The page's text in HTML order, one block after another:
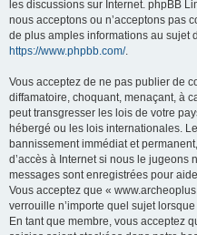
les discussions sur Internet. phpBB
nous acceptons ou n’acceptons pas
de plus amples informations au sujet
https://www.phpbb.com/.
Vous acceptez de ne pas publier de
diffamatoire, choquant, menaçant, à
peut transgresser les lois de votre
hébergé ou les lois internationales.
bannissement immédiat et
d’accès à Internet si nous le jugeons
messages sont enregistrées pour
Vous acceptez que «
verrouille n’importe quel sujet
En tant que membre, vous acceptez